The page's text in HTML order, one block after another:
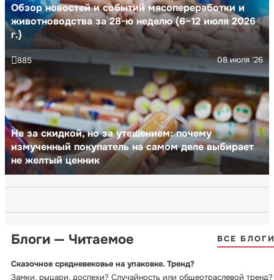
Обзор новостей и событий мясопереработки и
животноводства за 28-ю неделю (6–12 июля 2026
г.)
Не за скидкой, но за утешением: почему
измученный покупатель на самом деле выбирает
не желтый ценник
08 июля '26
885
Блоги — Читаемое ВСЕ
Сказочное средневековье на упаковке. Тренд?
Замки, рыцари, доспехи? Случайность или общеотраслевой тренд?